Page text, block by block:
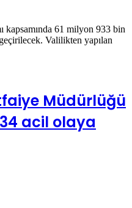
kapsamında 61 milyon 933 bin
Valilikten yapılan
Müdürlüğü
acil olaya